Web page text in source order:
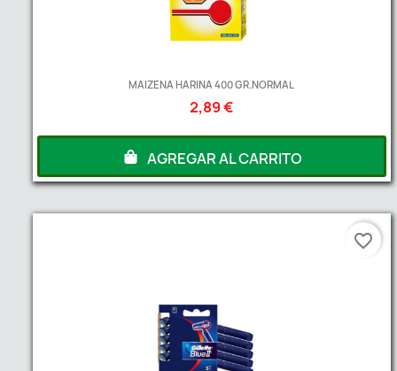
MAIZENA HARINA 400 GR.NORMAL
2,89 €
AGREGAR AL CARRITO
favorite_border